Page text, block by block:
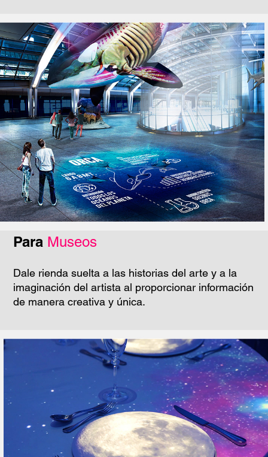
Para Museos
Dale rienda suelta a las historias del arte y a la
imaginación del artista al proporcionar información
de manera creativa y única.